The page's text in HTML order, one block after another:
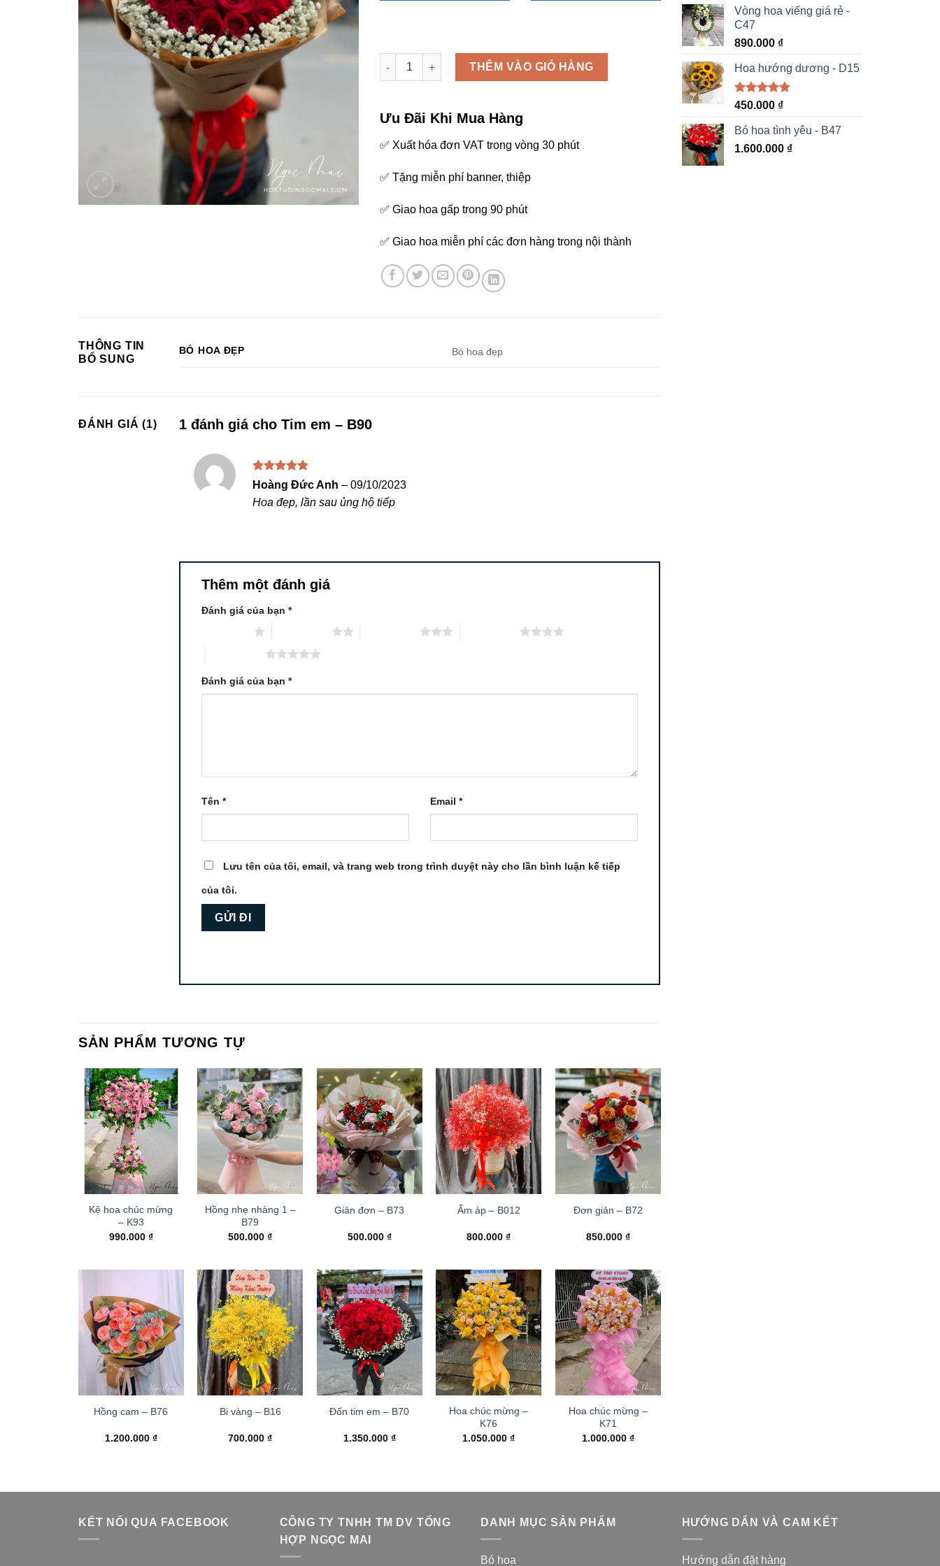
Tim em - B90 số lượng
THÊM VÀO GIỎ HÀNG
Ưu Đãi Khi Mua Hàng
✅ Xuất hóa đơn VAT trong vòng 30 phút
✅ Tặng miễn phí banner, thiệp
✅ Giao hoa gấp trong 90 phút
✅ Giao hoa miễn phí các đơn hàng trong nội thành
THÔNG TIN
BỔ SUNG
BÓ HOA ĐẸP Bó hoa đẹp
ĐÁNH GIÁ (1) 1 đánh giá cho Tim em – B90
Được xếp
55
sao
Hoàng Đức Anh – 09/10/2023
Hoa đẹp, lần sau ủng hộ tiếp
Thêm một đánh giá
Đánh giá của bạn *
Đánh giá của bạn *
Tên * Email*
Lưu tên của tôi, email, và trang web trong trình duyệt này cho lần bình luận kế tiếp
của tôi.
SẢN PHẨM TƯƠNG TỰ
Kệ hoa chúc mừng
– K93
990.000 ₫
Hồng nhẹ nhàng 1 –
B79
500.000₫
Giản đơn – B73
500.000 ₫
Ấm áp – B012
800.000₫
Đơn giản – B72
850.000 ₫
Hồng cam – B76
1.200.000 ₫
Bi vàng – B16
700.000₫
Đốn tim em – B70
1.350.000 ₫
Hoa chúc mừng –
K76
1.050.000₫
Hoa chúc mừng –
K71
1.000.000 ₫
5 sao
Vòng hoa viếng giá rẻ -
C47
890.000 ₫
Hoa hướng dương - D15
Được xếp
5 sao
450.000 ₫
Bó hoa tình yêu - B47
1.600.000 ₫
KẾT NỐI QUA FACEBOOK
CÔNG TY TNHH TM DV TỔNG
HỢP NGỌC MAI
DANH MỤC SẢN PHẨM
Bó hoa
HƯỚNG DẨN VÀ CAM KẾT
Hướng dẫn đặt hàng